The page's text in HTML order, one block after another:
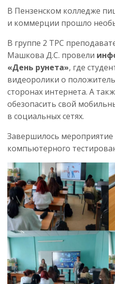
В Пензенском колледже
и коммерции прошло
В группе 2 ТРС
Машкова Д.С. провели
«День рунета», где
видеоролики о
сторонах интернета. А
обезопасить свой
в социальных сетях.
Завершилось
компьютерного